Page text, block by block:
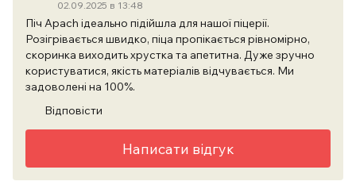
02.09.2025 в 13:48
Піч Apach ідеально підійшла для нашої піцерії.
Розігрівається швидко, піца пропікається рівномірно,
скоринка виходить хрустка та апетитна. Дуже зручно
користуватися, якість матеріалів відчувається. Ми
задоволені на 100%.
Відповісти
Написати відгук